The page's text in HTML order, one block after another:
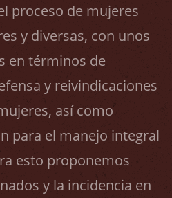
proceso de mujeres
y diversas, con unos
en términos de
y reivindicaciones
así como
para el manejo integral
esto proponemos
y la incidencia en